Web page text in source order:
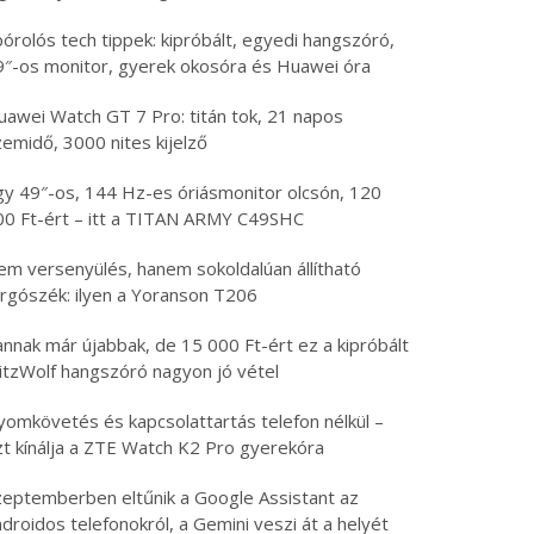
meg ezt tényleg
– app, 100
remek hangzás, EQ
június 9.
június 2026 | 0
Nyerd meg ezt a
AMOLED okosórát
2026. május 26.
26 május 2026
tech tippek: kipróbált, egyedi hangszóró,
os monitor, gyerek okosóra és Huawei óra
Watch GT 7 Pro: titán tok, 21 napos
3000 nites kijelző
49″-os, 144 Hz-es óriásmonitor olcsón, 120
Ft-ért – itt a TITAN ARMY C49SHC
versenyülés, hanem sokoldalúan állítható
ilyen a Yoranson T206
már újabbak, de 15 000 Ft-ért ez a kipróbált
hangszóró nagyon jó vétel
és kapcsolattartás telefon nélkül –
kínálja a ZTE Watch K2 Pro gyerekóra
eltűnik a Google Assistant az
telefonokról, a Gemini veszi át a helyét